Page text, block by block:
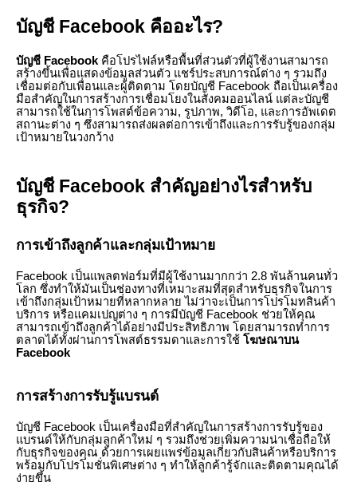
บัญชี Facebook คืออะไร?
บัญชี Facebook คือโปรไฟล์หรือพื้นที่ส่วนตัวที่ผู้ใช้งานสามารถ
สร้างขึ้นเพื่อแสดงข้อมูลส่วนตัว แชร์ประสบการณ์ต่าง ๆ รวมถึง
เชื่อมต่อกับเพื่อนและผู้ติดตาม โดยบัญชี Facebook ถือเป็นเครื่อง
มือสำคัญในการสร้างการเชื่อมโยงในสังคมออนไลน์ แต่ละบัญชี
สามารถใช้ในการโพสต์ข้อความ, รูปภาพ, วิดีโอ, และการอัพเดต
สถานะต่าง ๆ ซึ่งสามารถส่งผลต่อการเข้าถึงและการรับรู้ของกลุ่ม
เป้าหมายในวงกว้าง
บัญชี Facebook สำคัญอย่างไรสำหรับ
ธุรกิจ?
การเข้าถึงลูกค้าและกลุ่มเป้าหมาย
Facebook เป็นแพลตฟอร์มที่มีผู้ใช้งานมากกว่า 2.8 พันล้านคนทั่ว
โลก ซึ่งทำให้มันเป็นช่องทางที่เหมาะสมที่สุดสำหรับธุรกิจในการ
เข้าถึงกลุ่มเป้าหมายที่หลากหลาย ไม่ว่าจะเป็นการโปรโมทสินค้า
บริการ หรือแคมเปญต่าง ๆ การมีบัญชี Facebook ช่วยให้คุณ
สามารถเข้าถึงลูกค้าได้อย่างมีประสิทธิภาพ โดยสามารถทำการ
ตลาดได้ทั้งผ่านการโพสต์ธรรมดาและการใช้ โฆษณาบน
Facebook
การสร้างการรับรู้แบรนด์
บัญชี Facebook เป็นเครื่องมือที่สำคัญในการสร้างการรับรู้ของ
แบรนด์ให้กับกลุ่มลูกค้าใหม่ ๆ รวมถึงช่วยเพิ่มความน่าเชื่อถือให้
กับธุรกิจของคุณ ด้วยการเผยแพร่ข้อมูลเกี่ยวกับสินค้าหรือบริการ
พร้อมกับโปรโมชั่นพิเศษต่าง ๆ ทำให้ลูกค้ารู้จักและติดตามคุณได้
ง่ายขึ้น